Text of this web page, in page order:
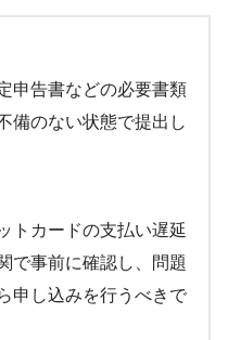
申告書などの必要書類
備のない状態で提出し
トカードの支払い遅延
で事前に確認し、問題
申し込みを行うべきで